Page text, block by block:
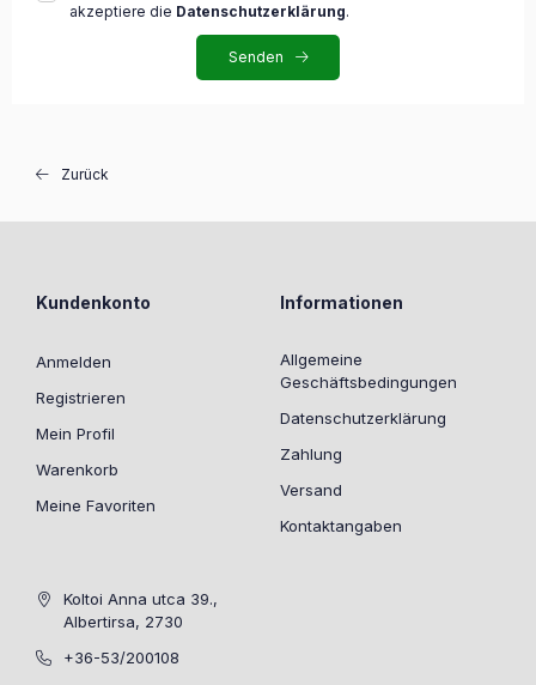
akzeptiere die Datenschutzerklärung.
Senden
Zurück
Kundenkonto
Anmelden
Registrieren
Mein Profil
Warenkorb
Meine Favoriten
Informationen
Allgemeine
Geschäftsbedingungen
Datenschutzerklärung
Zahlung
Versand
Kontaktangaben
Koltoi Anna utca 39.,
Albertirsa, 2730
+36-53/200108